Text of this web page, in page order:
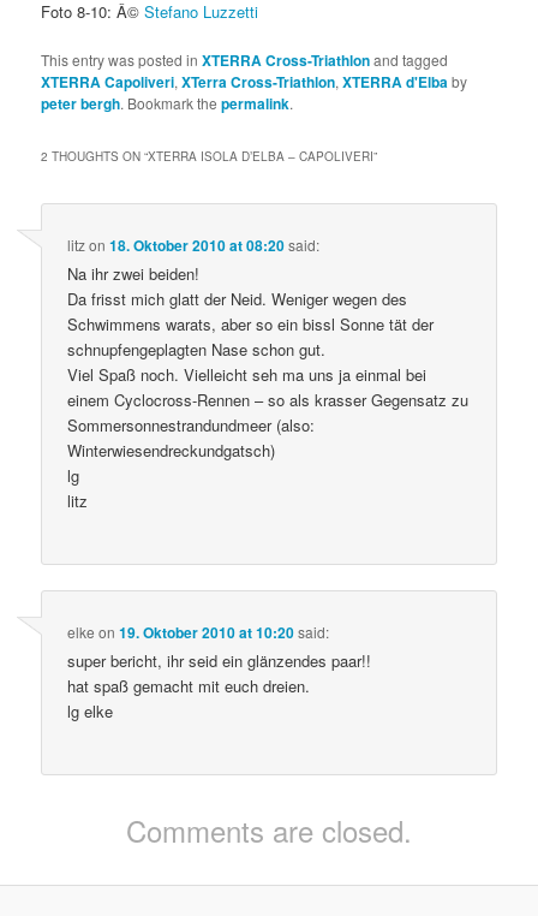
Foto 8-10: Â©Stefano Luzzetti
This entry was posted inXTERRA Cross-Triathlonand tagged
XTERRA Capoliveri,XTerra Cross-Triathlon,XTERRA d'Elbaby
peter bergh. Bookmark thepermalink.
2 THOUGHTS ON “XTERRA ISOLA D’ELBA – CAPOLIVERI”
litzon18. Oktober 2010 at 08:20said:
Na ihr zwei beiden!
Da frisst mich glatt der Neid. Weniger wegen des
Schwimmens warats, aber so ein bissl Sonne tät der
schnupfengeplagten Nase schon gut.
Viel Spaß noch. Vielleicht seh ma uns ja einmal bei
einem Cyclocross-Rennen – so als krasser Gegensatz zu
Sommersonnestrandundmeer (also:
Winterwiesendreckundgatsch)
lg
litz
elke on19. Oktober 2010 at 10:20said:
super bericht, ihr seid ein glänzendes paar!!
hat spaß gemacht mit euch dreien.
lg elke
Comments are closed.